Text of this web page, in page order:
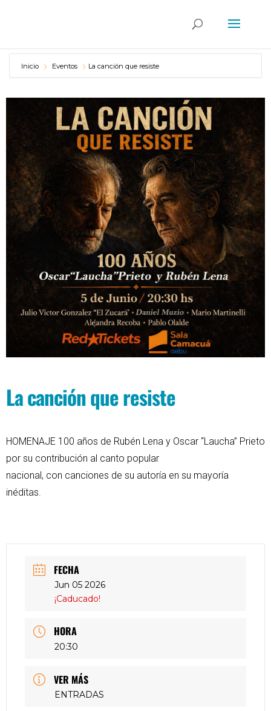
Inicio Eventos La canción que resiste
La canción que resiste
HOMENAJE 100 años de Rubén Lena y Oscar “Laucha” Prieto
por su contribución al canto popular
nacional, con canciones de su autoría en su mayoría
inéditas.
FECHA
Jun 05 2026
¡Caducado!
HORA
20:30
VER MÁS
ENTRADAS